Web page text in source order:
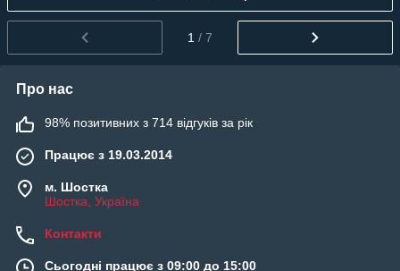
1 / 7
Про нас
98% позитивних з 714 відгуків за рік
Працює з 19.03.2014
м. Шостка
Шостка, Україна
Контакти
Сьогодні працює з 09:00 до 15:00